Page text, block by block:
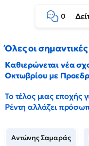
0
Όλες οι
Καθιερώνεται νέα
Οκτωβρίου με
Το τέλος μιας εποχής
Ρέντη αλλάζει
Αντώνης Σαμαράς